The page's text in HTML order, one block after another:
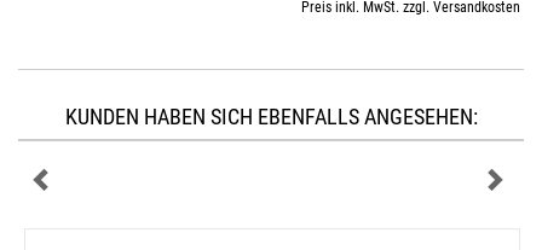
Preis inkl. MwSt. zzgl. Versandkosten
KUNDEN HABEN SICH EBENFALLS ANGESEHEN: